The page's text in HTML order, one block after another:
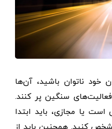
خود ناتوان باشید، آن‌ها
سنگین پر کنند.
است یا مجازی، باید ابتدا